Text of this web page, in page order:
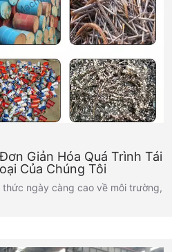
Giản Hóa Quá Trình Tái
Của Chúng Tôi
ngày càng cao về môi trường,